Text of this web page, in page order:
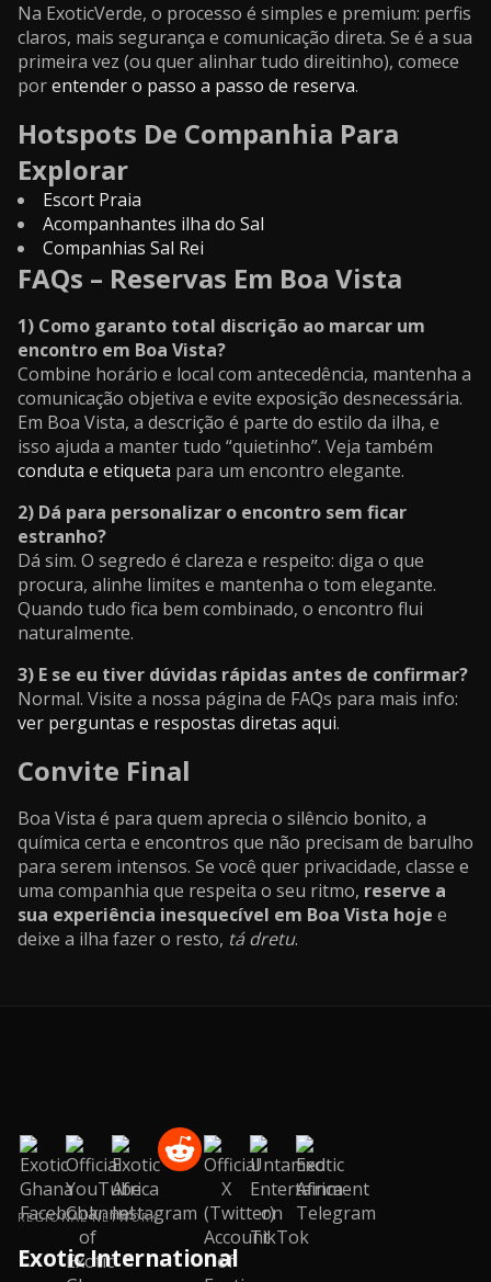
Na ExoticVerde, o processo é simples e premium: perfis
claros, mais segurança e comunicação direta. Se é a sua
primeira vez (ou quer alinhar tudo direitinho), comece
porentender o passo a passo de reserva.
Hotspots De Companhia Para
Explorar
Escort Praia
Acompanhantes ilha do Sal
Companhias Sal Rei
FAQs – Reservas Em Boa Vista
1) Como garanto total discrição ao marcar um
encontro em Boa Vista?
Combine horário e local com antecedência, mantenha a
comunicação objetiva e evite exposição desnecessária.
Em Boa Vista, a descrição é parte do estilo da ilha, e
isso ajuda a manter tudo “quietinho”. Veja também
conduta e etiqueta para um encontro elegante.
2) Dá para personalizar o encontro sem ficar
estranho?
Dá sim. O segredo é clareza e respeito: diga o que
procura, alinhe limites e mantenha o tom elegante.
Quando tudo fica bem combinado, o encontro flui
naturalmente.
3) E se eu tiver dúvidas rápidas antes de confirmar?
Normal. Visite a nossa página de FAQs para mais info:
ver perguntas e respostas diretas aqui.
Convite Final
Boa Vista é para quem aprecia o silêncio bonito, a
química certa e encontros que não precisam de barulho
para serem intensos. Se você quer privacidade, classe e
uma companhia que respeita o seu ritmo, reserve a
sua experiência inesquecível em Boa Vista hoje e
deixe a ilha fazer o resto, tá dretu.
REGIONAL NETWORK
Exotic International